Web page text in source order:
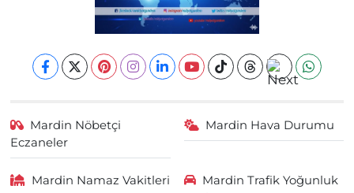
Mardin Nöbetçi
Eczaneler
Mardin Hava Durumu
Mardin Namaz Vakitleri
Mardin Trafik Yoğunluk